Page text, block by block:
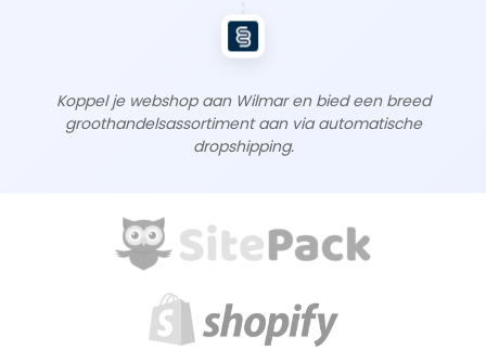
Koppel je webshop aan Wilmar en bied een breed
groothandelsassortiment aan via automatische
dropshipping.